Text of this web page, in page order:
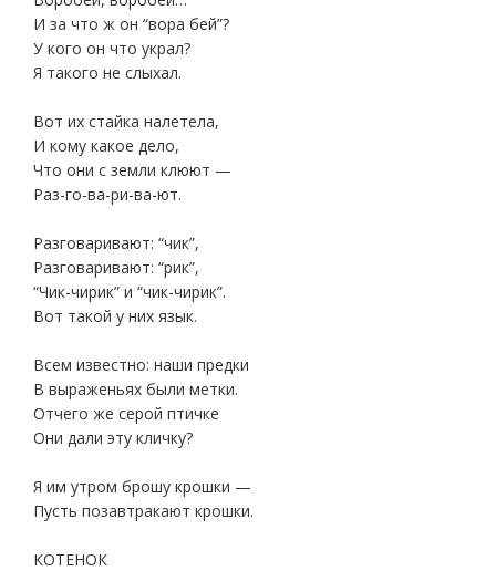
И за что ж он “вора бей”?
У кого он что украл?
Я такого не слыхал.
Вот их стайка налетела,
И кому какое дело,
Что они с земли клюют —
Раз-го-ва-ри-ва-ют.
Разговаривают: “чик”,
Разговаривают: “рик”,
“Чик-чирик” и “чик-чирик”.
Вот такой у них язык.
Всем известно: наши предки
В выраженьях были метки.
Отчего же серой птичке
Они дали эту кличку?
Я им утром брошу крошки —
Пусть позавтракают крошки.
КОТЕНОК